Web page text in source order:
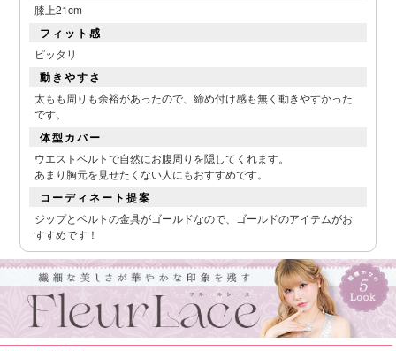
膝上21cm
フィット感
ピッタリ
動きやすさ
太もも周りも余裕があったので、締め付け感も無く動きやすかった
です。
体型カバー
ウエストベルトで自然にお腹周りを隠してくれます。
あまり胸元を見せたくない人にもおすすめです。
コーディネート提案
ジップとベルトの金具がゴールドなので、ゴールドのアイテムがお
すすめです！